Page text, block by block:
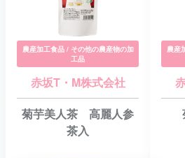
農産加工食品 / その他の農産物の加
工品
赤坂T・M株式会社
菊芋美人茶 高麗人参
茶入
農産